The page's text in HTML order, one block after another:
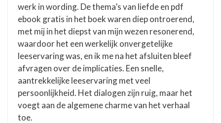
werk in wording. De thema’s van liefde en pdf
ebook gratis in het boek waren diep ontroerend,
met mij in het diepst van mijn wezen resonerend,
waardoor het een werkelijk onvergetelijke
leeservaring was, en ik me na het afsluiten bleef
afvragen over de implicaties. Een snelle,
aantrekkelijke leeservaring met veel
persoonlijkheid. Het dialogen zijn ruig, maar het
voegt aan de algemene charme van het verhaal
toe.